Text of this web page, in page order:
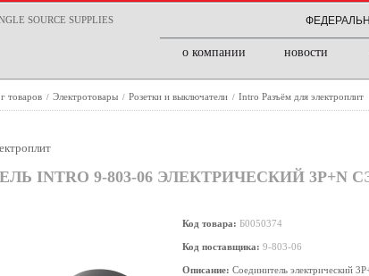
о компании новости
товаров / Электротовары / Розетки и выключатели / Intro Разъём для электроплит
INTRO 9-803-06 ЭЛЕКТРИЧЕСКИЙ 3P+N
Код товара: Б0050374
Код поставщика: 9-803-06
Описание: Соединитель электрический